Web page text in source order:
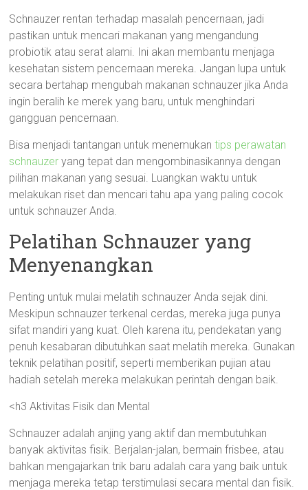
Schnauzer rentan terhadap masalah pencernaan, jadi
pastikan untuk mencari makanan yang mengandung
probiotik atau serat alami. Ini akan membantu menjaga
kesehatan sistem pencernaan mereka. Jangan lupa untuk
secara bertahap mengubah makanan schnauzer jika Anda
ingin beralih ke merek yang baru, untuk menghindari
gangguan pencernaan.
Bisa menjadi tantangan untuk menemukantips perawatan
schnauzer yang tepat dan mengombinasikannya dengan
pilihan makanan yang sesuai. Luangkan waktu untuk
melakukan riset dan mencari tahu apa yang paling cocok
untuk schnauzer Anda.
Pelatihan Schnauzer yang
Menyenangkan
Penting untuk mulai melatih schnauzer Anda sejak dini.
Meskipun schnauzer terkenal cerdas, mereka juga punya
sifat mandiri yang kuat. Oleh karena itu, pendekatan yang
penuh kesabaran dibutuhkan saat melatih mereka. Gunakan
teknik pelatihan positif, seperti memberikan pujian atau
hadiah setelah mereka melakukan perintah dengan baik.
<h3 Aktivitas Fisik dan Mental
Schnauzer adalah anjing yang aktif dan membutuhkan
banyak aktivitas fisik. Berjalan-jalan, bermain frisbee, atau
bahkan mengajarkan trik baru adalah cara yang baik untuk
menjaga mereka tetap terstimulasi secara mental dan fisik.